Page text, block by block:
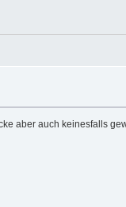
aber auch keinesfalls